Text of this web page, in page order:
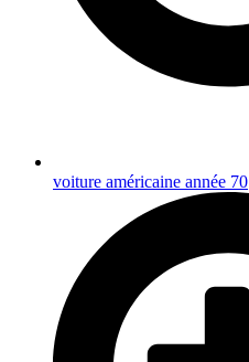
voiture américaine année 70